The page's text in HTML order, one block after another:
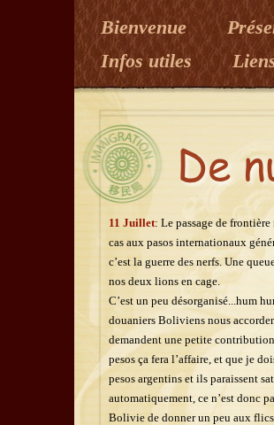
Bienvenue
Infos utiles
11 Juillet: Le passage de frontière
cas aux pasos internationaux
c’est la guerre des nerfs. Une
nos deux lions en cage.
C’est un peu désorganisé...hum
douaniers Boliviens nous
demandent une petite
pesos ça fera l’affaire, et que je
pesos argentins et ils paraissent
automatiquement, ce n’est donc
Bolivie de donner un peu aux